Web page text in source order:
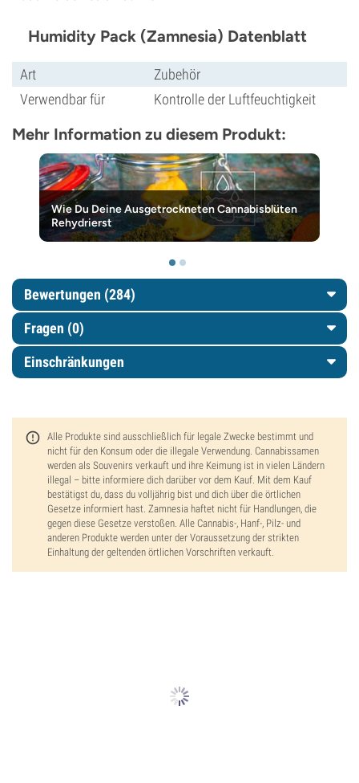
Humidity Pack (Zamnesia) Datenblatt
Art
Zubehör
Verwendbar für
Kontrolle der Luftfeuchtigkeit
Mehr Information zu diesem Produkt:
Wie Du Deine Ausgetrockneten Cannabisblüten
Rehydrierst
Bewertungen (284)
Fragen (0)
Einschränkungen
Alle Produkte sind ausschließlich für legale Zwecke bestimmt und
nicht für den Konsum oder die illegale Verwendung. Cannabissamen
werden als Souvenirs verkauft und ihre Keimung ist in vielen Ländern
illegal – bitte informiere dich darüber vor dem Kauf. Mit dem Kauf
bestätigst du, dass du volljährig bist und dich über die örtlichen
Gesetze informiert hast. Zamnesia haftet nicht für Handlungen, die
gegen diese Gesetze verstoßen. Alle Cannabis-, Hanf-, Pilz- und
anderen Produkte werden unter der Voraussetzung der strikten
Einhaltung der geltenden örtlichen Vorschriften verkauft.